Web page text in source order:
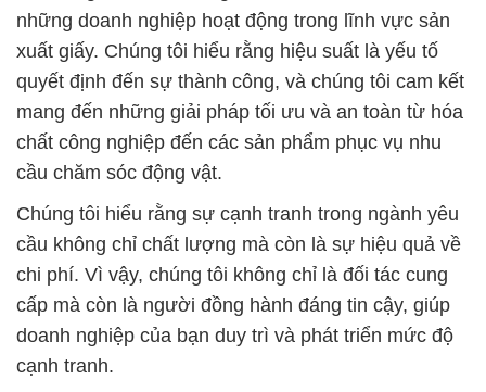
những doanh nghiệp hoạt động trong lĩnh vực sản
xuất giấy. Chúng tôi hiểu rằng hiệu suất là yếu tố
quyết định đến sự thành công, và chúng tôi cam kết
mang đến những giải pháp tối ưu và an toàn từ hóa
chất công nghiệp đến các sản phẩm phục vụ nhu
cầu chăm sóc động vật.
Chúng tôi hiểu rằng sự cạnh tranh trong ngành yêu
cầu không chỉ chất lượng mà còn là sự hiệu quả về
chi phí. Vì vậy, chúng tôi không chỉ là đối tác cung
cấp mà còn là người đồng hành đáng tin cậy, giúp
doanh nghiệp của bạn duy trì và phát triển mức độ
cạnh tranh.